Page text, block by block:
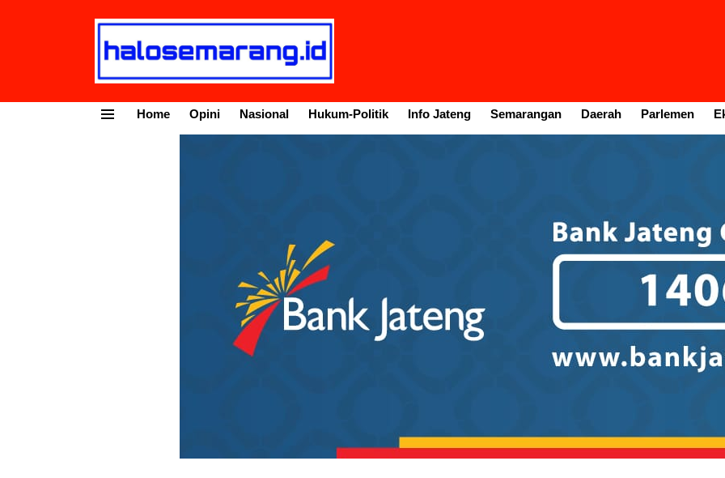
Home Opini Nasional Hukum-Politik Info Jateng Semarangan Daerah Parlemen